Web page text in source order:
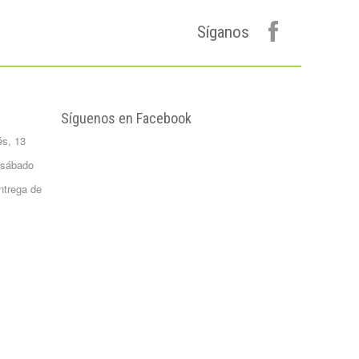
kgrs...
1,50 €
FORMATO:
GARRAFA...
Síganos
13
de
Síguenos en Facebook